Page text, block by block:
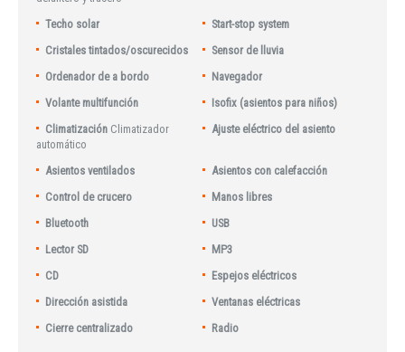
Techo solar
Start-stop system
Cristales tintados/oscurecidos
Sensor de lluvia
Ordenador de a bordo
Navegador
Volante multifunción
Isofix (asientos para niños)
Climatización Climatizador
automático
Ajuste eléctrico del asiento
Asientos ventilados
Asientos con calefacción
Control de crucero
Manos libres
Bluetooth
USB
Lector SD
MP3
CD
Espejos eléctricos
Dirección asistida
Ventanas eléctricas
Cierre centralizado
Radio